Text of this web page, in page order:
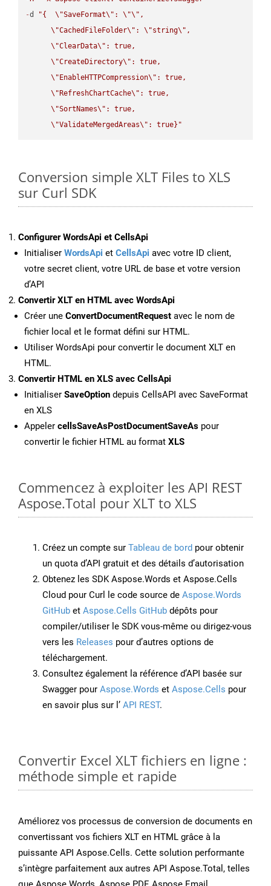
-d "{ \"SaveFormat\" : \"\" ,
\"CachedFileFolder\" : \"string\" ,
\"ClearData\" : true,
\"CreateDirectory\" : true,
\" EnableHTTPCompression\" : true,
\" RefreshChartCache\" : true,
\"SortNames\" : true,
\"ValidateMergedAreas\" : true}"
Conversion simple XLT Files to XLS
sur Curl SDK
Configurer WordsApi et CellsApi
Initialiser WordsApi et CellsApi avec votre ID client,
votre secret client, votre URL de base et votre version
d’API
Convertir XLT en HTML avec WordsApi
Créer une ConvertDocumentRequest avec le nom de
fichier local et le format défini sur HTML.
Utiliser WordsApi pour convertir le document XLT en
HTML.
Convertir HTML en XLS avec CellsApi
Initialiser SaveOption depuis CellsAPI avec SaveFormat
en XLS
Appeler cellsSaveAsPostDocumentSaveAs pour
convertir le fichier HTML au format XLS
Commencez à exploiter les API REST
Aspose.Total pour XLT to XLS
Créez un compte sur Tableau de bord pour obtenir
un quota d’API gratuit et des détails d’autorisation
Obtenez les SDK Aspose.Words et Aspose.Cells
Cloud pour Curl le code source de Aspose.Words
GitHub et Aspose.Cells GitHub dépôts pour
compiler/utiliser le SDK vous-même ou dirigez-vous
vers les Releases pour d’autres options de
téléchargement.
Consultez également la référence d’API basée sur
Swagger pour Aspose.Words et Aspose.Cells pour
en savoir plus sur l’ API REST.
Convertir Excel XLT fichiers en ligne :
méthode simple et rapide
Améliorez vos processus de conversion de documents en
convertissant vos fichiers XLT en HTML grâce à la
puissante API Aspose.Cells. Cette solution performante
s’intègre parfaitement aux autres API Aspose.Total, telles